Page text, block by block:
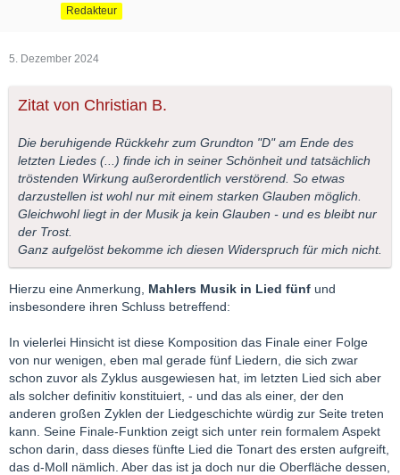
Redakteur
5. Dezember 2024
Zitat von Christian B.
Die beruhigende Rückkehr zum Grundton "D" am Ende des
letzten Liedes (...) finde ich in seiner Schönheit und tatsächlich
tröstenden Wirkung außerordentlich verstörend. So etwas
darzustellen ist wohl nur mit einem starken Glauben möglich.
Gleichwohl liegt in der Musik ja kein Glauben - und es bleibt nur
der Trost.
Ganz aufgelöst bekomme ich diesen Widerspruch für mich nicht.
Hierzu eine Anmerkung, Mahlers Musik in Lied fünf und
insbesondere ihren Schluss betreffend:
In vielerlei Hinsicht ist diese Komposition das Finale einer Folge
von nur wenigen, eben mal gerade fünf Liedern, die sich zwar
schon zuvor als Zyklus ausgewiesen hat, im letzten Lied sich aber
als solcher definitiv konstituiert, - und das als einer, der den
anderen großen Zyklen der Liedgeschichte würdig zur Seite treten
kann. Seine Finale-Funktion zeigt sich unter rein formalem Aspekt
schon darin, dass dieses fünfte Lied die Tonart des ersten aufgreift,
das d-Moll nämlich. Aber das ist ja doch nur die Oberfläche dessen,